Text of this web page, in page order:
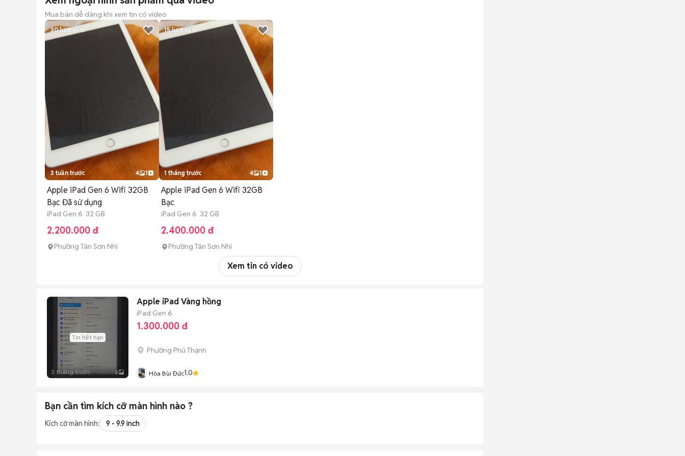
Mua bán dễ dàng khi xem tin có video
30lượt xem
3 tuần trước 4 1
Apple iPad Gen 6 Wifi 32GB
Bạc Đã sử dụng
iPad Gen 6 32 GB
2.200.000 đ
Phường Tân Sơn Nhì
15lượt xem
1 tháng trước 4 1
Apple iPad Gen 6 Wifi 32GB
Bạc
iPad Gen 6 32 GB
2.400.000 đ
Phường Tân Sơn Nhì
Xem tin có video
Tin hết hạn
3 tháng trước 2
Apple iPad Vàng hồng
iPad Gen 6
1.300.000 đ
Phường Phú Thạnh
Hòa Bùi Đức1.0
Bạn cần tìm kích cỡ màn hình nào ?
Kích cỡ màn hình: 9 - 9.9 inch